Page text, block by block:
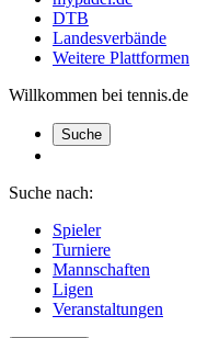
DTB
Landesverbände
Weitere Plattformen
Willkommen bei tennis.de
Suche
Suche nach:
Spieler
Turniere
Mannschaften
Ligen
Veranstaltungen